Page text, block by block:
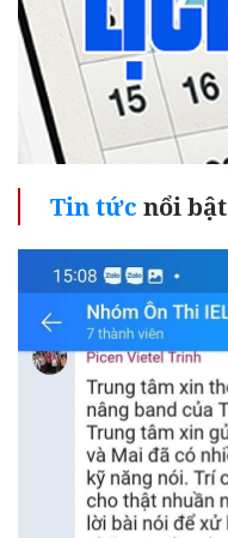
Tin tức nổi bật